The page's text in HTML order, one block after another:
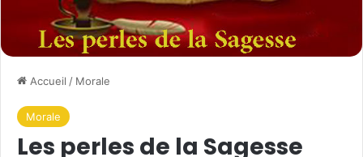
Accueil / Morale
Morale
Les perles de la Sagesse